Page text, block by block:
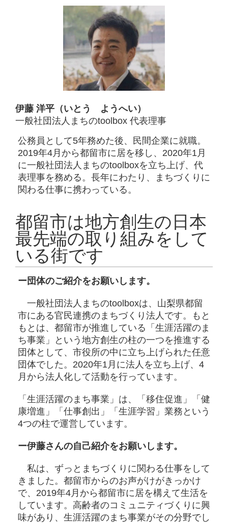
伊藤 洋平（いとう ようへい）
一般社団法人まちのtoolbox 代表理事
公務員として5年務めた後、民間企業に就職。
2019年4月から都留市に居を移し、2020年1月
に一般社団法人まちのtoolboxを立ち上げ、代
表理事を務める。長年にわたり、まちづくりに
関わる仕事に携わっている。
都留市は地方創生の日本
最先端の取り組みをして
いる街です
ー団体のご紹介をお願いします。
一般社団法人まちのtoolboxは、山梨県都留
市にある官民連携のまちづくり法人です。もと
もとは、都留市が推進している「生涯活躍のま
ち事業」という地方創生の柱の一つを推進する
団体として、市役所の中に立ち上げられた任意
団体でした。2020年1月に法人を立ち上げ、4
月から法人化して活動を行っています。
「生涯活躍のまち事業」は、「移住促進」「健
康増進」「仕事創出」「生涯学習」業務という
4つの柱で運営しています。
ー伊藤さんの自己紹介をお願いします。
私は、ずっとまちづくりに関わる仕事をして
きました。都留市からのお声がけがきっかけ
で、2019年4月から都留市に居を構えて生活を
しています。高齢者のコミュニティづくりに興
味があり、生涯活躍のまち事業がその分野でし